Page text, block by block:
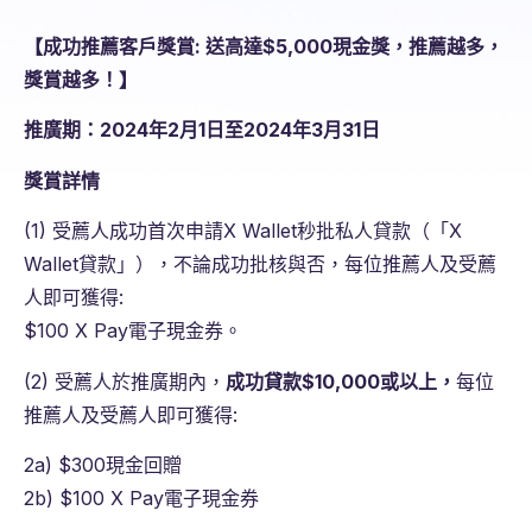
【成功推薦客戶獎賞: 送高達$5,000現金獎，推薦越多，
獎賞越多！】
推廣期： 2024年2月 1 日至2024年3月 31 日
獎賞詳情
(1) 受薦人成功首次申請X Wallet秒批私人貸款（「X
Wallet貸款」），不論成功批核與否，每位推薦人及受薦
人即可獲得:
$100 X Pay電子現金券。
(2) 受薦人於推廣期內， 成功貸款$10,000或以上， 每位
推薦人及受薦人即可獲得:
2a) $300現金回贈
2b) $100 X Pay電子現金券